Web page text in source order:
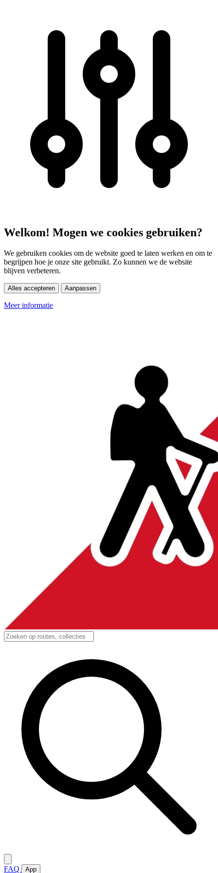
Welkom! Mogen we cookies gebruiken?
We gebruiken cookies om de website goed te laten werken en om te
begrijpen hoe je onze site gebruikt. Zo kunnen we de website
blijven verbeteren.
Alles accepteren Aanpassen
Meer informatie
FAQ App